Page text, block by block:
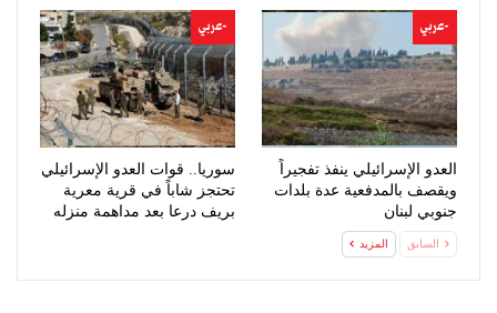
لحم
-عربي
العدو الإسرائيلي ينفذ تفجيراً
ويقصف بالمدفعية عدة بلدات
جنوبي لبنان
-عربي
سوريا.. قوات العدو الإسرائيلي
تحتجز شاباً في قرية معرية
بريف درعا بعد مداهمة منزله
السابق المزيد